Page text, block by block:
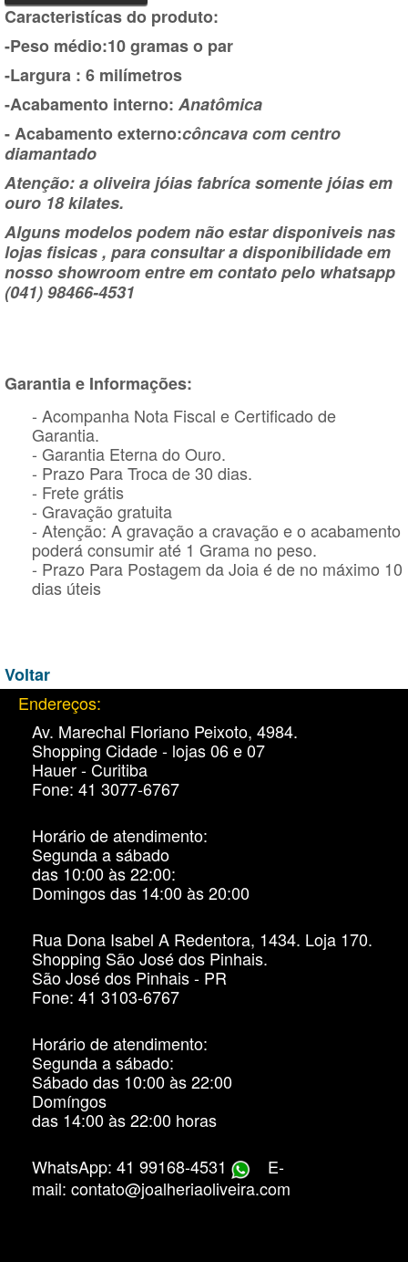
Caracteristícas do produto:
-Peso médio:10 gramas o par
-Largura : 6 milímetros
-Acabamento interno: Anatômica
- Acabamento externo:côncava com centro
diamantado
Atenção: a oliveira jóias fabríca somente jóias em
ouro 18 kilates.
Alguns modelos podem não estar disponiveis nas
lojas fisicas , para consultar a disponibilidade em
nosso showroom entre em contato pelo whatsapp
(041) 98466-4531
Garantia e Informações:
- Acompanha Nota Fiscal e Certificado de
Garantia.
- Garantia Eterna do Ouro.
- Prazo Para Troca de 30 dias.
- Frete grátis
- Gravação gratuita
- Atenção: A gravação a cravação e o acabamento
poderá consumir até 1 Grama no peso.
- Prazo Para Postagem da Joia é de no máximo 10
dias úteis
Voltar
Endereços:
Av. Marechal Floriano Peixoto, 4984.
Shopping Cidade - lojas 06 e 07
Hauer - Curitiba
Fone: 41 3077-6767
Horário de atendimento:
Segunda a sábado
das 10:00 às 22:00:
Domingos das 14:00 às 20:00
Rua Dona Isabel A Redentora, 1434. Loja 170.
Shopping São José dos Pinhais.
São José dos Pinhais - PR
Fone: 41 3103-6767
Horário de atendimento:
Segunda a sábado:
Sábado das 10:00 às 22:00
Domíngos
das 14:00 às 22:00 horas
WhatsApp: 41 99168-4531
E-
mail: contato@joalheriaoliveira.com